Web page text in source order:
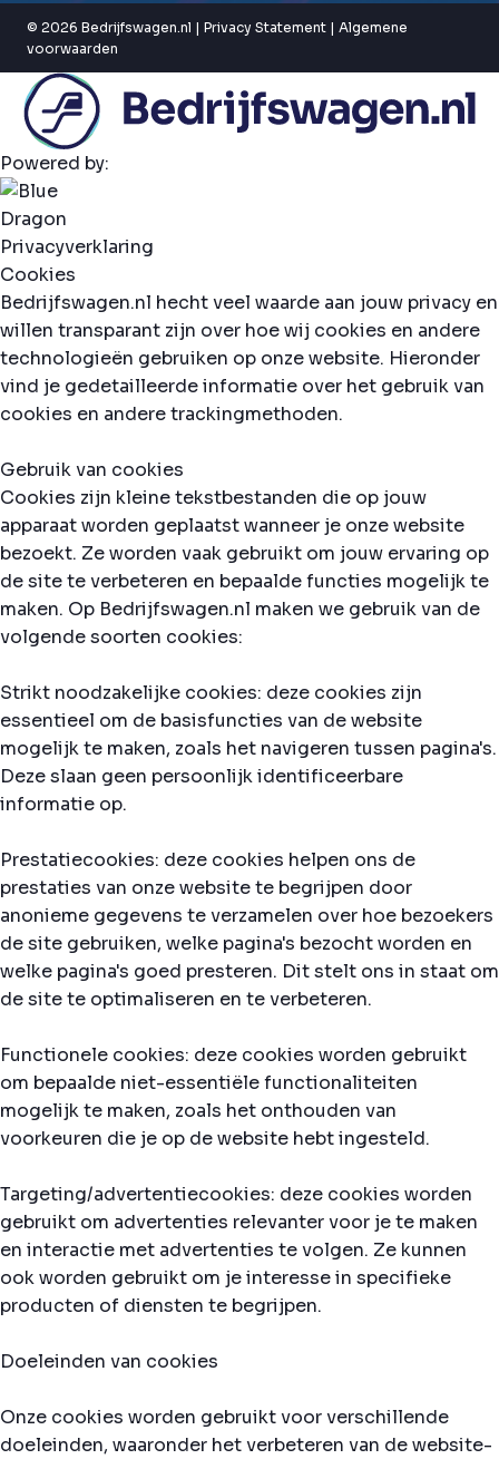
© 2026 Bedrijfswagen.nl | Privacy Statement | Algemene
voorwaarden
Powered by:
Privacyverklaring
Cookies
Bedrijfswagen.nl hecht veel waarde aan jouw privacy en
willen transparant zijn over hoe wij cookies en andere
technologieën gebruiken op onze website. Hieronder
vind je gedetailleerde informatie over het gebruik van
cookies en andere trackingmethoden.
Gebruik van cookies
Cookies zijn kleine tekstbestanden die op jouw
apparaat worden geplaatst wanneer je onze website
bezoekt. Ze worden vaak gebruikt om jouw ervaring op
de site te verbeteren en bepaalde functies mogelijk te
maken. Op Bedrijfswagen.nl maken we gebruik van de
volgende soorten cookies:
Strikt noodzakelijke cookies: deze cookies zijn
essentieel om de basisfuncties van de website
mogelijk te maken, zoals het navigeren tussen pagina's.
Deze slaan geen persoonlijk identificeerbare
informatie op.
Prestatiecookies: deze cookies helpen ons de
prestaties van onze website te begrijpen door
anonieme gegevens te verzamelen over hoe bezoekers
de site gebruiken, welke pagina's bezocht worden en
welke pagina's goed presteren. Dit stelt ons in staat om
de site te optimaliseren en te verbeteren.
Functionele cookies: deze cookies worden gebruikt
om bepaalde niet-essentiële functionaliteiten
mogelijk te maken, zoals het onthouden van
voorkeuren die je op de website hebt ingesteld.
Targeting/advertentiecookies: deze cookies worden
gebruikt om advertenties relevanter voor je te maken
en interactie met advertenties te volgen. Ze kunnen
ook worden gebruikt om je interesse in specifieke
producten of diensten te begrijpen.
Doeleinden van cookies
Onze cookies worden gebruikt voor verschillende
doeleinden, waaronder het verbeteren van de website-